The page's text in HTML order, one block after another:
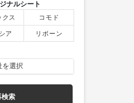
ナルシート
クス コモド
ア リボーン
を選択
検索